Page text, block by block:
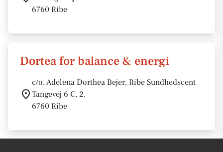
6760 Ribe
Dortea for balance & energi
c/o. Adelena Dorthea Bejer, Ribe Sundhedscent
Tangevej 6 C, 2.
6760 Ribe